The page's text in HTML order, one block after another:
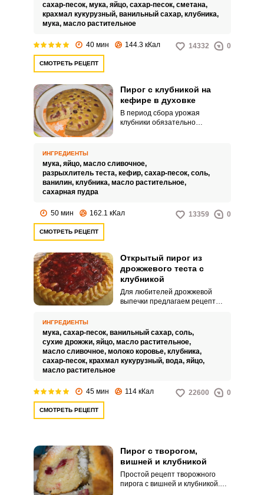
сахар-песок, мука, яйцо, сахар-песок, сметана,
крахмал кукурузный, ванильный сахар, клубника,
мука, масло растительное
40 мин 144.3 кКал 14332 0
СМОТРЕТЬ РЕЦЕПТ
Пирог с клубникой на
кефире в духовке
В период сбора урожая
клубники обязательно
ИНГРЕДИЕНТЫ
мука, яйцо, масло сливочное,
разрыхлитель теста, кефир, сахар-песок, соль,
ванилин, клубника, масло растительное,
сахарная пудра
50 мин 162.1 кКал 13359 0
СМОТРЕТЬ РЕЦЕПТ
Открытый пирог из
дрожжевого теста с
клубникой
Для любителей дрожжевой
выпечки предлагаем рецепт
ягодная начинка, мягкое
воздушное тесто и румяная
нежная корочка – кусочек такого
лакомства идеально завершит
ИНГРЕДИЕНТЫ
мука, сахар-песок, ванильный сахар, соль,
сухие дрожжи, яйцо, масло растительное,
масло сливочное, молоко коровье, клубника,
сахар-песок, крахмал кукурузный, вода, яйцо,
масло растительное
45 мин 114 кКал 22600 0
СМОТРЕТЬ РЕЦЕПТ
Пирог с творогом,
вишней и клубникой
Простой рецепт творожного
пирога с вишней и клубникой.